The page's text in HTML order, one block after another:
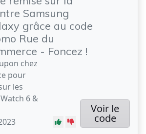
Samsung
grâce au code
Rue du
- Foncez !
chez
pour
les
6 &
Voir le
code